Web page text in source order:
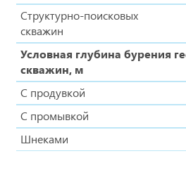
Структурно-поисковых
скважин
Условная глубина бурения
скважин, м
С продувкой
С промывкой
Шнеками